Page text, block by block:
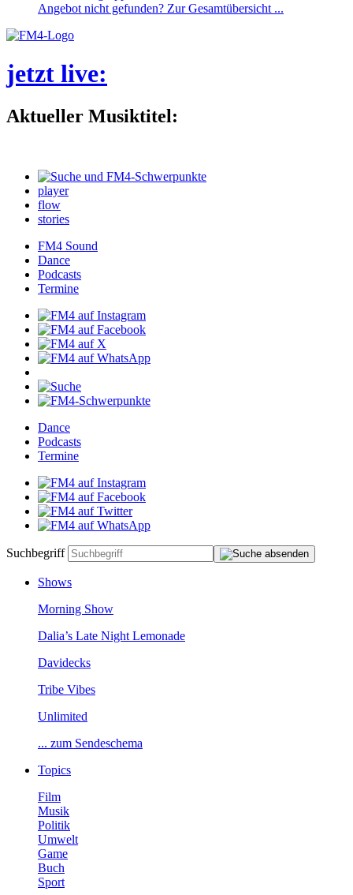
Angebotnichtgefunden?ZurGesamtübersicht...
jetztlive:
AktuellerMusiktitel:
player
flow
stories
FM4Sound
Dance
Podcasts
Termine
Dance
Podcasts
Termine
Suchbegriff
Shows
MorningShow
Dalia’sLateNightLemonade
Davidecks
TribeVibes
Unlimited
...zumSendeschema
Topics
Film
Musik
Politik
Umwelt
Game
Buch
Sport